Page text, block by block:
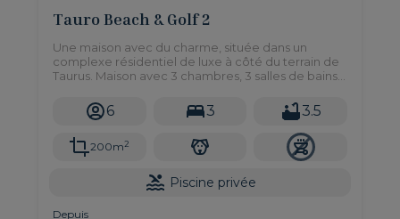
Tauro Beach & Golf 2
Une maison avec du charme, située dans un
complexe résidentiel de luxe à côté du terrain de
Taurus. Maison avec 3 chambres, 3 salles de bains,
6 3 3.5
200m2
Piscine privée
Depuis